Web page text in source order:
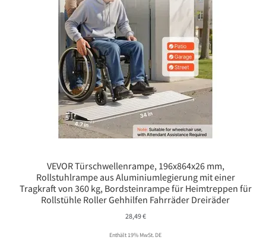
VEVOR Türschwellenrampe, 196x864x26 mm,
Rollstuhlrampe aus Aluminiumlegierung mit einer
Tragkraft von 360 kg, Bordsteinrampe für Heimtreppen für
Rollstühle Roller Gehhilfen Fahrräder Dreiräder
28,49€
Enthält 19% MwSt. DE